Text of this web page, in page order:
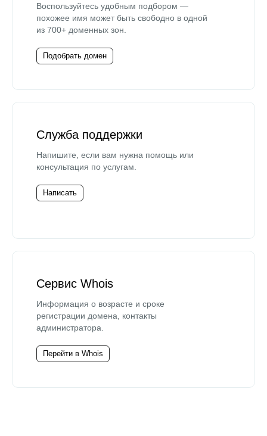
Воспользуйтесь удобным подбором —
похожее имя может быть свободно в одной
из 700+ доменных зон.
Подобрать домен
Служба поддержки
Напишите, если вам нужна помощь или
консультация по услугам.
Написать
Сервис Whois
Информация о возрасте и сроке
регистрации домена, контакты
администратора.
Перейти в Whois